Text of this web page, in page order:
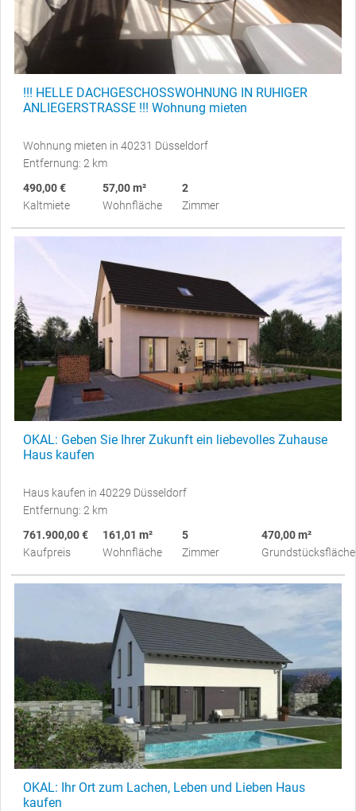
!!! HELLE DACHGESCHOSSWOHNUNG IN RUHIGER
ANLIEGERSTRASSE !!! Wohnung mieten
Wohnung mieten in 40231 Düsseldorf
Entfernung: 2 km
490,00 €
Kaltmiete
57,00 m²
Wohnfläche
2
Zimmer
OKAL: Geben Sie Ihrer Zukunft ein liebevolles Zuhause
Haus kaufen
Haus kaufen in 40229 Düsseldorf
Entfernung: 2 km
761.900,00 €
Kaufpreis
161,01 m²
Wohnfläche
5
Zimmer
470,00 m²
Grundstücksfläche
OKAL: Ihr Ort zum Lachen, Leben und Lieben Haus
kaufen